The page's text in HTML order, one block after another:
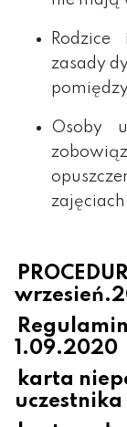
zasady
Osoby
1.09.2020
karta
uczestnika